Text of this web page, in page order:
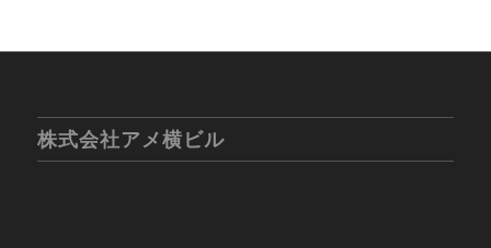
株式会社アメ横ビル